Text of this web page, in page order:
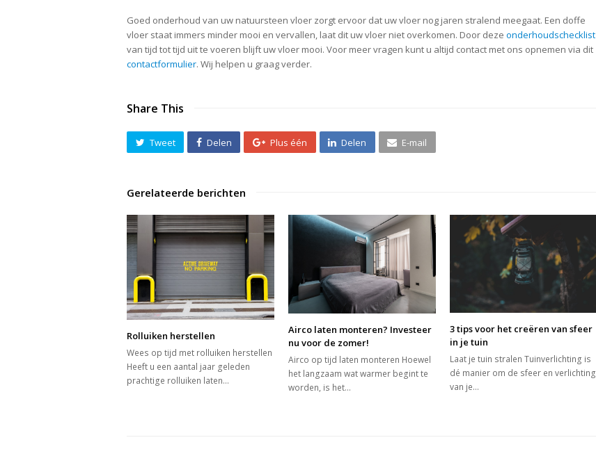
Goed onderhoud van uw natuursteen vloer zorgt ervoor dat uw vloer nog jaren stralend meegaat. Een doffe
vloer staat immers minder mooi en vervallen, laat dit uw vloer niet overkomen. Door deze onderhoudschecklist
van tijd tot tijd uit te voeren blijft uw vloer mooi. Voor meer vragen kunt u altijd contact met ons opnemen via dit
contactformulier. Wij helpen u graag verder.
Share This
Tweet Delen Plus één Delen E-mail
Gerelateerde berichten
Rolluiken herstellen
Wees op tijd met rolluiken herstellen
Heeft u een aantal jaar geleden
prachtige rolluiken laten…
Airco laten monteren? Investeer
nu voor de zomer!
Airco op tijd laten monteren Hoewel
het langzaam wat warmer begint te
worden, is het…
3 tips voor het creëren van sfeer
in je tuin
Laat je tuin stralen Tuinverlichting is
dé manier om de sfeer en verlichting
van je…